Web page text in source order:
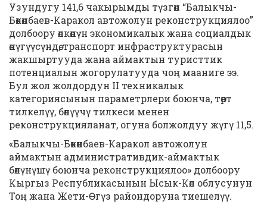
Узундугу 141,6 чакырымды түзгөн “Балыкчы-
Бөкөнбаев-Каракол автожолун реконструкциялоо”
долбоору өлкөнүн экономикалык жана социалдык
өнүгүүсүндө, транспорт инфраструктурасын
жакшыртууда жана аймактын туристтик
потенциалын жогорулатууда чоң мааниге ээ.
Бул жол жолдордун II техникалык
категориясынын параметрлери боюнча, төрт
тилкелүү, бөлүүчү тилкеси менен
реконструкцияланат, огуна болжолдуу жүгү 11,5.
«Балыкчы-Бөкөнбаев-Каракол автожолун
аймактын административдик-аймактык
бөлүнүшү боюнча реконструкциялоо» долбоору
Кыргыз Республикасынын Ысык-Көл облусунун
Тоң жана Жети-Өгүз райондоруна тиешелүү.